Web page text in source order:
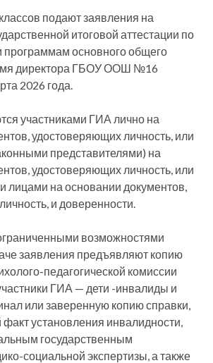
подают заявления на
итоговой аттестации по
программам основного общего
директора ГБОУ ООШ №16
2026 года.
участниками ГИА лично на
удостоверяющих личность, или
представителями) на
удостоверяющих личность, или
на основании документов,
и доверенности.
возможностями
заявления предъявляют копию
педагогической комиссии
ГИА — дети -инвалиды и
или заверенную копию справки,
установления инвалидности,
государственным
социальной экспертизы, а также